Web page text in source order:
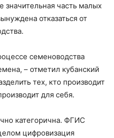
значительная часть малых
отказаться от
семеноводства
– ​отметил кубанский
тех, кто производит
для себя.
категорична. ФГИС
цифровизация